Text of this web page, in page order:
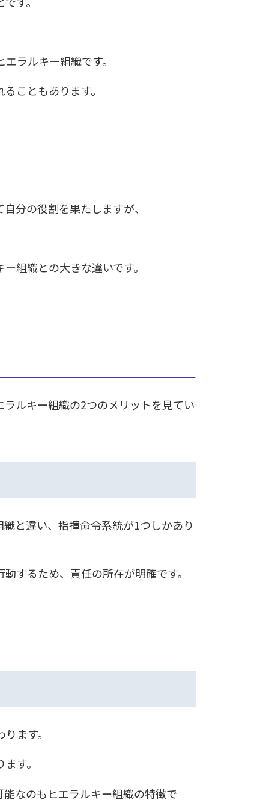
ラルキー組織です。
こともあります。
分の役割を果たしますが、
組織との大きな違いです。
ルキー組織の2つのメリットを見てい
と違い、指揮命令系統が1つしかあり
するため、責任の所在が明確です。
ます。
す。
なのもヒエラルキー組織の特徴で